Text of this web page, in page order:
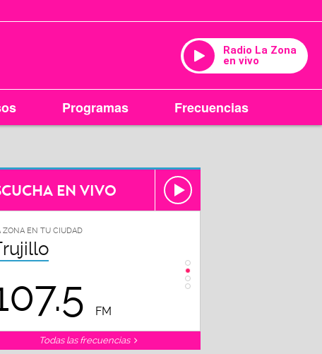
Radio La Zona
en vivo
Programas Frecuencias
EN VIVO
ZONA EN TU CIUDAD
FM 102.3
Todas las frecuencias